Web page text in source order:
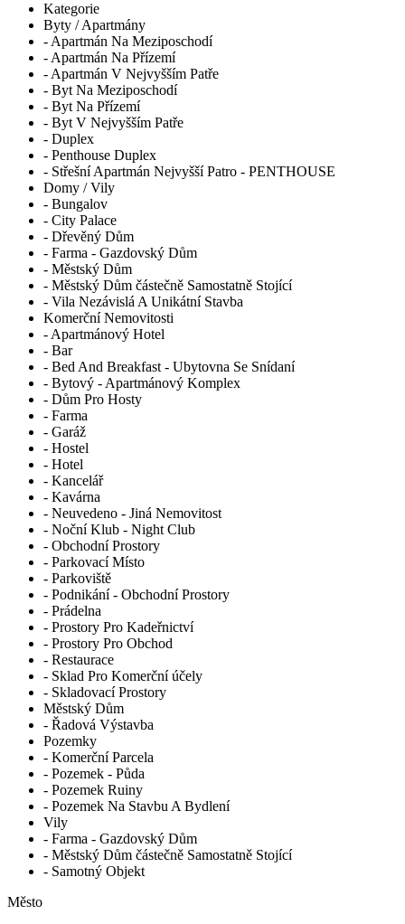
Kategorie
Byty / Apartmány
- Apartmán Na Meziposchodí
- Apartmán Na Přízemí
- Apartmán V Nejvyšším Patře
- Byt Na Meziposchodí
- Byt Na Přízemí
- Byt V Nejvyšším Patře
- Duplex
- Penthouse Duplex
- Střešní Apartmán Nejvyšší Patro - PENTHOUSE
Domy / Vily
- Bungalov
- City Palace
- Dřevěný Dům
- Farma - Gazdovský Dům
- Městský Dům
- Městský Dům částečně Samostatně Stojící
- Vila Nezávislá A Unikátní Stavba
Komerční Nemovitosti
- Apartmánový Hotel
- Bar
- Bed And Breakfast - Ubytovna Se Snídaní
- Bytový - Apartmánový Komplex
- Dům Pro Hosty
- Farma
- Garáž
- Hostel
- Hotel
- Kancelář
- Kavárna
- Neuvedeno - Jiná Nemovitost
- Noční Klub - Night Club
- Obchodní Prostory
- Parkovací Místo
- Parkoviště
- Podnikání - Obchodní Prostory
- Prádelna
- Prostory Pro Kadeřnictví
- Prostory Pro Obchod
- Restaurace
- Sklad Pro Komerční účely
- Skladovací Prostory
Městský Dům
- Řadová Výstavba
Pozemky
- Komerční Parcela
- Pozemek - Půda
- Pozemek Ruiny
- Pozemek Na Stavbu A Bydlení
Vily
- Farma - Gazdovský Dům
- Městský Dům částečně Samostatně Stojící
- Samotný Objekt
Město